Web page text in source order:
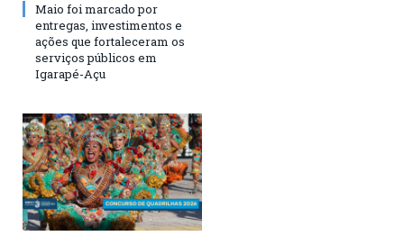
Maio foi marcado por
entregas, investimentos e
ações que fortaleceram os
serviços públicos em
Igarapé-Açu